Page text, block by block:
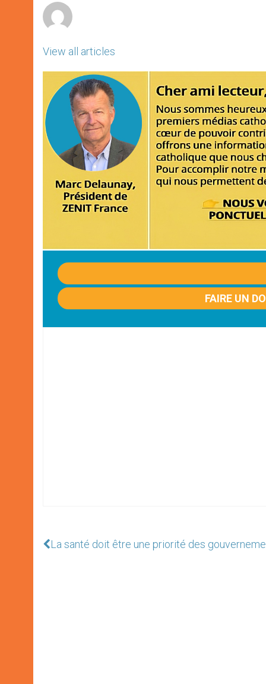
View all articles
FAIRE UN
La santé doit être une priorité des